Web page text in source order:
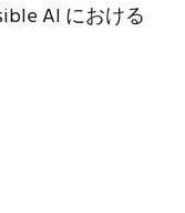
AI における